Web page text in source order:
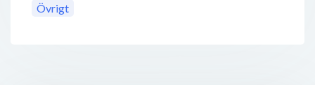
Övrigt